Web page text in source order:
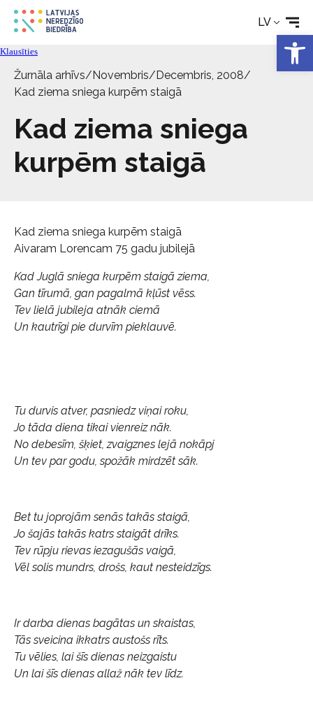
LV
Aktualitātes
Pakalpojumi
Par biedrību
Klausīties
Žurnāla arhīvs/Novembris/Decembris, 2008/
Kad ziema sniega kurpēm staigā
Kad ziema sniega
kurpēm staigā
Kad ziema sniega kurpēm staigā
Aivaram Lorencam 75 gadu jubilejā
Kad Juglā sniega kurpēm staigā ziema,
Gan tīrumā, gan pagalmā kļūst vēss.
Tev lielā jubileja atnāk ciemā
Un kautrīgi pie durvīm pieklauvē.
Tu durvis atver, pasniedz viņai roku,
Jo tāda diena tikai vienreiz nāk.
No debesīm, šķiet, zvaigznes lejā nokāpj
Un tev par godu, spožāk mirdzēt sāk.
Bet tu joprojām senās takās staigā,
Jo šajās takās katrs staigāt drīks.
Tev rūpju rievas iezagušās vaigā,
Vēl solis mundrs, drošs, kaut nesteidzīgs.
Ir darba dienas bagātas un skaistas,
Tās sveicina ikkatrs austošs rīts.
Tu vēlies, lai šīs dienas neizgaistu
Un lai šīs dienas allaž nāk tev līdz.